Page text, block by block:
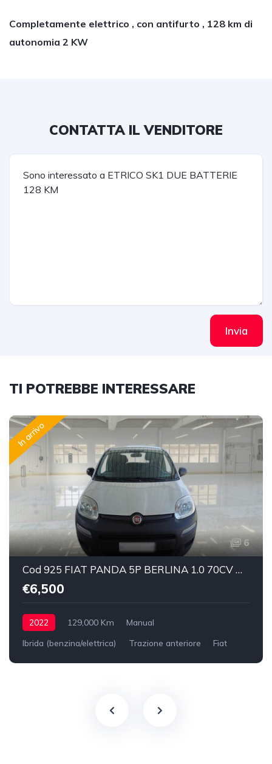
Completamente elettrico , con antifurto , 128 km di
autonomia 2 KW
CONTATTA IL VENDITORE
Invia
TI POTREBBE INTERESSARE
In arrivo
6
Cod 925 FIAT PANDA 5P BERLINA 1.0 70CV HYBRID EURO 6D VAN 2 P. POP
€6,500
2022 129,000 Km
Manual
Ibrida (benzina/elettrica)
Trazione anteriore Fiat